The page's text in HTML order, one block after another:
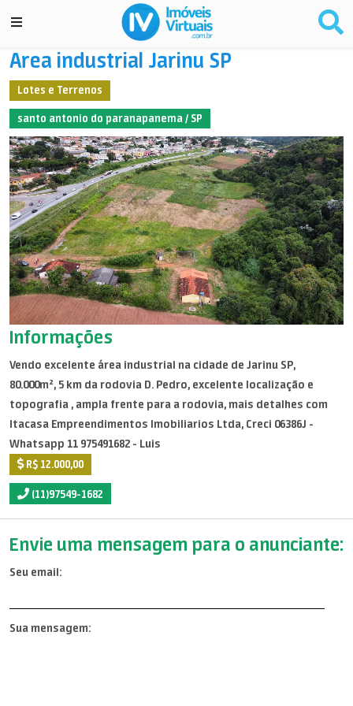
Area industrial Jarinu SP
Lotes e Terrenos
santo antonio do paranapanema / SP
Informações
Vendo excelente área industrial na cidade de Jarinu SP,
80.000m², 5 km da rodovia D. Pedro, excelente localização e
topografia , ampla frente para a rodovia, mais detalhes com
Itacasa Empreendimentos Imobiliarios Ltda, Creci 06386J -
Whatsapp 11 975491682 - Luis
R$ 12.000,00
(11)97549-1682
Envie uma mensagem para o anunciante:
Seu email:
Sua mensagem: